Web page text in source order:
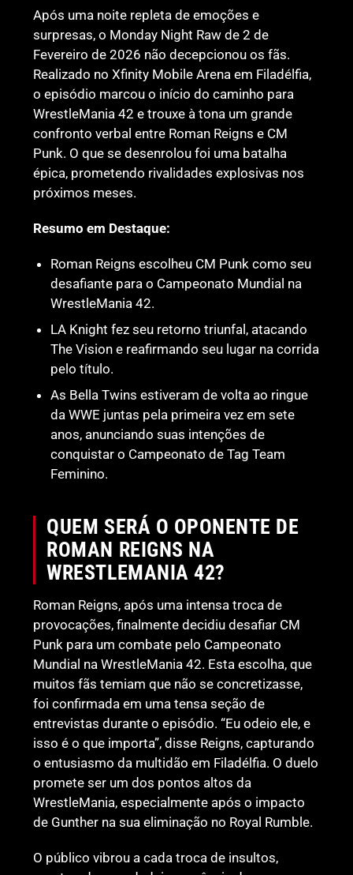
Após uma noite repleta de emoções e
surpresas, o Monday Night Raw de 2 de
Fevereiro de 2026 não decepcionou os fãs.
Realizado no Xfinity Mobile Arena em Filadélfia,
o episódio marcou o início do caminho para
WrestleMania 42 e trouxe à tona um grande
confronto verbal entre Roman Reigns e CM
Punk. O que se desenrolou foi uma batalha
épica, prometendo rivalidades explosivas nos
próximos meses.
Resumo em Destaque:
Roman Reigns escolheu CM Punk como seu
desafiante para o Campeonato Mundial na
WrestleMania 42.
LA Knight fez seu retorno triunfal, atacando
The Vision e reafirmando seu lugar na corrida
pelo título.
As Bella Twins estiveram de volta ao ringue
da WWE juntas pela primeira vez em sete
anos, anunciando suas intenções de
conquistar o Campeonato de Tag Team
Feminino.
QUEM SERÁ O OPONENTE DE
ROMAN REIGNS NA
WRESTLEMANIA 42?
Roman Reigns, após uma intensa troca de
provocações, finalmente decidiu desafiar CM
Punk para um combate pelo Campeonato
Mundial na WrestleMania 42. Esta escolha, que
muitos fãs temiam que não se concretizasse,
foi confirmada em uma tensa seção de
entrevistas durante o episódio. “Eu odeio ele, e
isso é o que importa”, disse Reigns, capturando
o entusiasmo da multidão em Filadélfia. O duelo
promete ser um dos pontos altos da
WrestleMania, especialmente após o impacto
de Gunther na sua eliminação no Royal Rumble.
O público vibrou a cada troca de insultos,